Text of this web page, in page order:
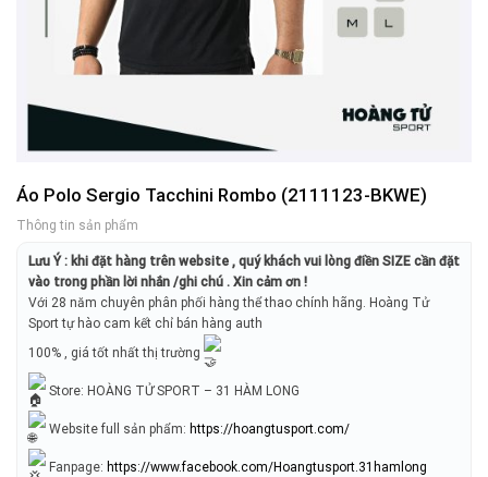
Áo Polo Sergio Tacchini Rombo (2111123-BKWE)
Thông tin sản phẩm
Lưu Ý : khi đặt hàng trên website , quý khách vui lòng điền SIZE cần đặt
vào trong phần lời nhắn /ghi chú . Xin cảm ơn !
Với 28 năm chuyên phân phối hàng thể thao chính hãng. Hoàng Tử
Sport tự hào cam kết chỉ bán hàng auth
100% , giá tốt nhất thị trường
Store: HOÀNG TỬ SPORT – 31 HÀM LONG
Website full sản phẩm: https://hoangtusport.com/
Fanpage: https://www.facebook.com/Hoangtusport.31hamlong